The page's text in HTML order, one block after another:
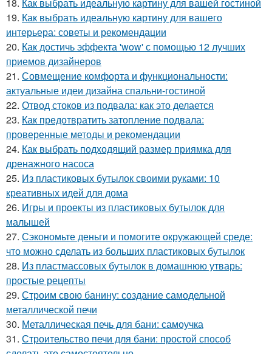
18. Как выбрать идеальную картину для вашей гостиной
19. Как выбрать идеальную картину для вашего
интерьера: советы и рекомендации
20. Как достичь эффекта 'wow' с помощью 12 лучших
приемов дизайнеров
21. Совмещение комфорта и функциональности:
актуальные идеи дизайна спальни-гостиной
22. Отвод стоков из подвала: как это делается
23. Как предотвратить затопление подвала:
проверенные методы и рекомендации
24. Как выбрать подходящий размер приямка для
дренажного насоса
25. Из пластиковых бутылок своими руками: 10
креативных идей для дома
26. Игры и проекты из пластиковых бутылок для
малышей
27. Сэкономьте деньги и помогите окружающей среде:
что можно сделать из больших пластиковых бутылок
28. Из пластмассовых бутылок в домашнюю утварь:
простые рецепты
29. Строим свою банину: создание самодельной
металлической печи
30. Металлическая печь для бани: самоучка
31. Строительство печи для бани: простой способ